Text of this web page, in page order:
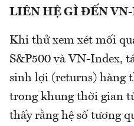
LIÊN HỆ GÌ ĐẾN
Khi thử xem xét mối
S&P500 và VN-Index,
sinh lợi (returns) hàng
trong khung thời gian
thấy rằng hệ số tương